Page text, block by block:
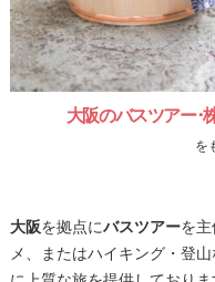
大阪のバスツアー･
を
大阪を拠点にバスツアーを主
メ、またはハイキング・登